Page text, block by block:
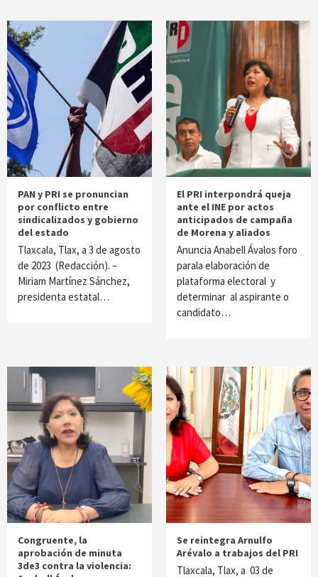
PAN y PRI se pronuncian
por conflicto entre
sindicalizados y gobierno
del estado
Tlaxcala, Tlax, a 3 de agosto
de 2023 (Redacción). –
Miriam Martínez Sánchez,
presidenta estatal…
El PRI interpondrá queja
ante el INE por actos
anticipados de campaña
de Morena y aliados
Anuncia Anabell Ávalos foro
parala elaboración de
plataforma electoral y
determinar al aspirante o
candidato…
Congruente, la
aprobación de minuta
3de3 contra la violencia:
Se reintegra Arnulfo
Arévalo a trabajos del PRI
Tlaxcala, Tlax, a 03 de